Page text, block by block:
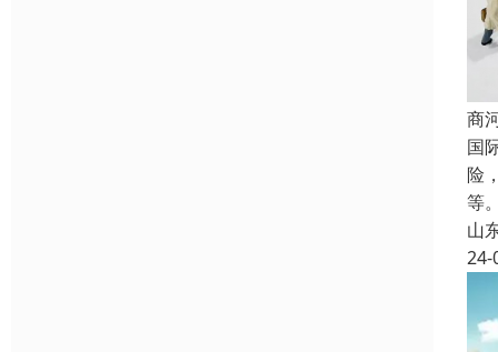
商
国
险
等
山
24-